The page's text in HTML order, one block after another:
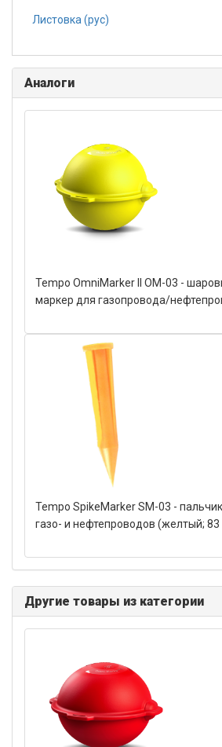
Листовка (рус)
Аналоги
Tempo OmniMarker II OM-03 -
маркер для газопровода/
Tempo SpikeMarker SM-03 -
газо- и нефтепроводов (желтый; 83
Другие товары из категории